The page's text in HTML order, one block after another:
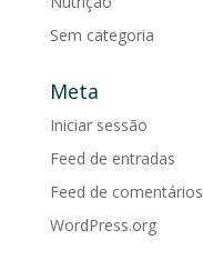
Sem categoria
Meta
Iniciar sessão
Feed de entradas
Feed de comentários
WordPress.org